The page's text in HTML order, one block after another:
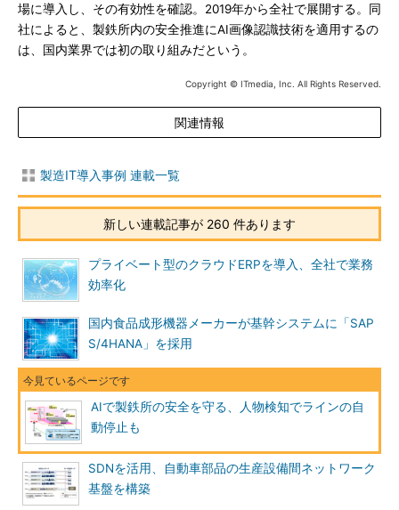
場に導入し、その有効性を確認。2019年から全社で展開する。同
社によると、製鉄所内の安全推進にAI画像認識技術を適用するの
は、国内業界では初の取り組みだという。
Copyright © ITmedia, Inc. All Rights Reserved.
関連情報
製造IT導入事例 連載一覧
新しい連載記事が 260 件あります
プライベート型のクラウドERPを導入、全社で業務
効率化
国内食品成形機器メーカーが基幹システムに「SAP
S/4HANA」を採用
AIで製鉄所の安全を守る、人物検知でラインの自
動停止も
SDNを活用、自動車部品の生産設備間ネットワーク
基盤を構築